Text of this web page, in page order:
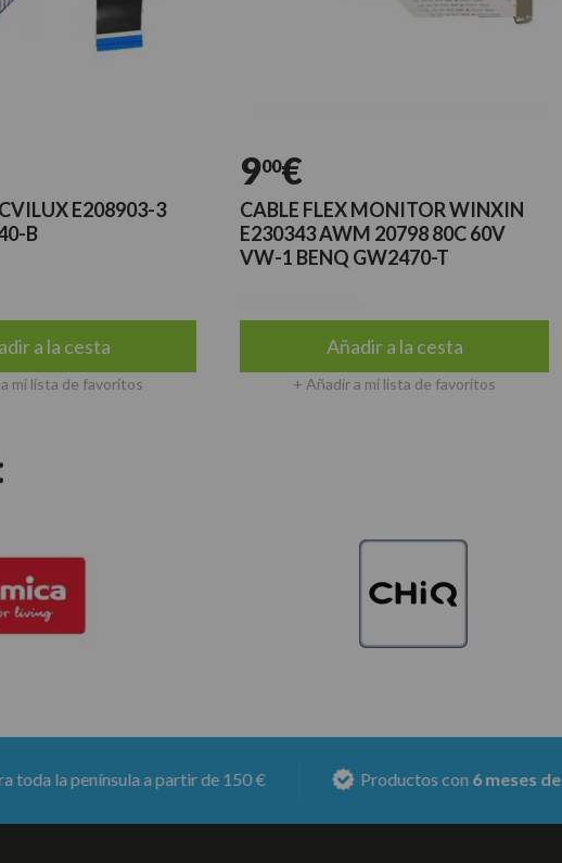
E208903-3
B
a la cesta
mi lista de favoritos
900€
CABLE FLEX MONITOR WINXIN
E230343 AWM 20798 80C 60V
VW-1 BENQ GW2470-T
Añadir a la cesta
+ Añadir a mi lista de favoritos
a partir de 150 € Productos con6 meses de garantía